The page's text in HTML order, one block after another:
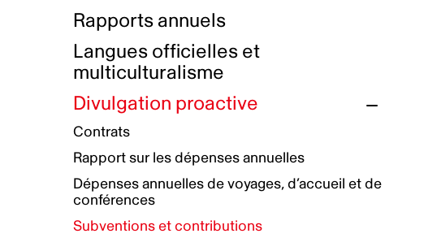
Initiatives autochtones
Plan de réconciliation autochtone
Groupe de travail autochtone
Principes directeurs sur le
harcèlement
Plan d’action pour la parité
Plan d'équité, de diversité,
d'inclusion et d'accessibilité
Boîte à outils pour le récit authentique
Collecte de données et l’auto-identification
Plan d'accessibilité
Rémunération et avantages
Prix et certifications
Nos valeurs d’entreprise
Rapports annuels
Langues officielles et
multiculturalisme
Divulgation proactive
Contrats
Rapport sur les dépenses annuelles
Dépenses annuelles de voyages, d’accueil et de
conférences
Subventions et contributions